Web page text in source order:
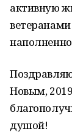
активную
Новым,
душой!